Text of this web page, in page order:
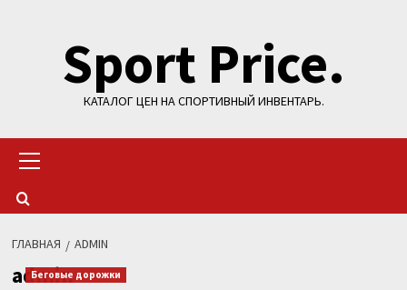
содержимомуSport Price.
КАТАЛОГ ЦЕН НА СПОРТИВНЫЙ ИНВЕНТАРЬ.
меню
ГЛАВНАЯ ADMIN
admin
Беговые дорожки